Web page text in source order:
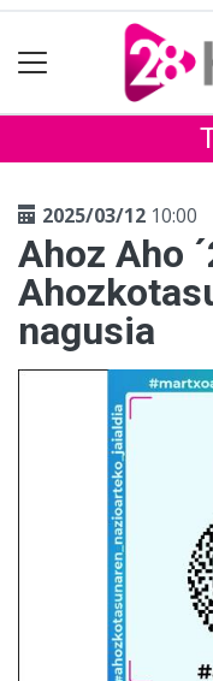
2025/03/12 10:00
Ahoz Aho
nagusia